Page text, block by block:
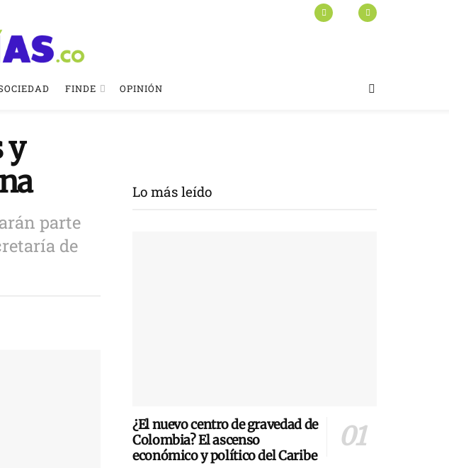
FINDE OPINIÓN
y
parte
de
Lo más leído
¿El nuevo centro de gravedad de
Colombia? El ascenso
económico y político del Caribe